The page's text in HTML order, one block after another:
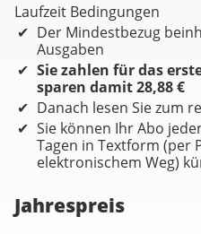
Laufzeit Bedingungen
Der Mindestbezug
Ausgaben
Sie zahlen für das
sparen damit 28,88 €
Danach lesen Sie zum
Sie können Ihr Abo
Tagen in Textform (per
elektronischem Weg)
Jahrespreis